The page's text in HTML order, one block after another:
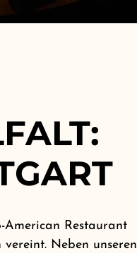
American Restaurant
Neben unseren